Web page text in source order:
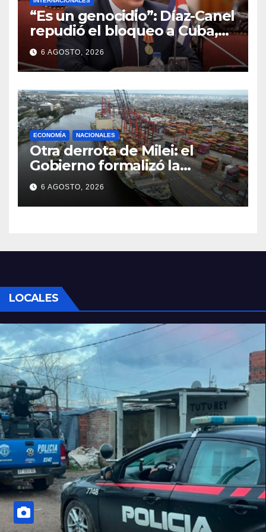
“Es un genocidio”: Díaz-Canel
repudió el bloqueo a Cuba,
apuntó a Trump y reclamó
condenas internacionales
6 AGOSTO, 2026
ECONOMÍA NACIONALES
Otra derrota de Milei: el
Gobierno formalizó la
marcha atrás con la
desregulación del practicaje
6 AGOSTO, 2026
LOCALES